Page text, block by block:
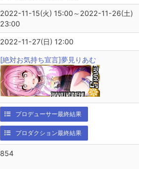
2022-11-15(火) 15:00～2022-11-26(土)
23:00
2022-11-27(日) 12:00
[絶対お気持ち宣言]夢見りあむ
プロデューサー最終結果
プロダクション最終結果
854